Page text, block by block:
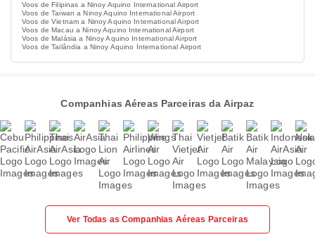
Voos de Filipinas a Ninoy Aquino International Airport
Voos de Taiwan a Ninoy Aquino International Airport
Voos de Vietnam a Ninoy Aquino International Airport
Voos de Macau a Ninoy Aquino International Airport
Voos de Malásia a Ninoy Aquino International Airport
Voos de Tailândia a Ninoy Aquino International Airport
Companhias Aéreas Parceiras da Airpaz
Ver Todas as Companhias Aéreas Parceiras